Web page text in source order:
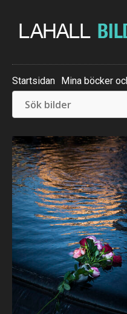
Startsidan Mina böcker